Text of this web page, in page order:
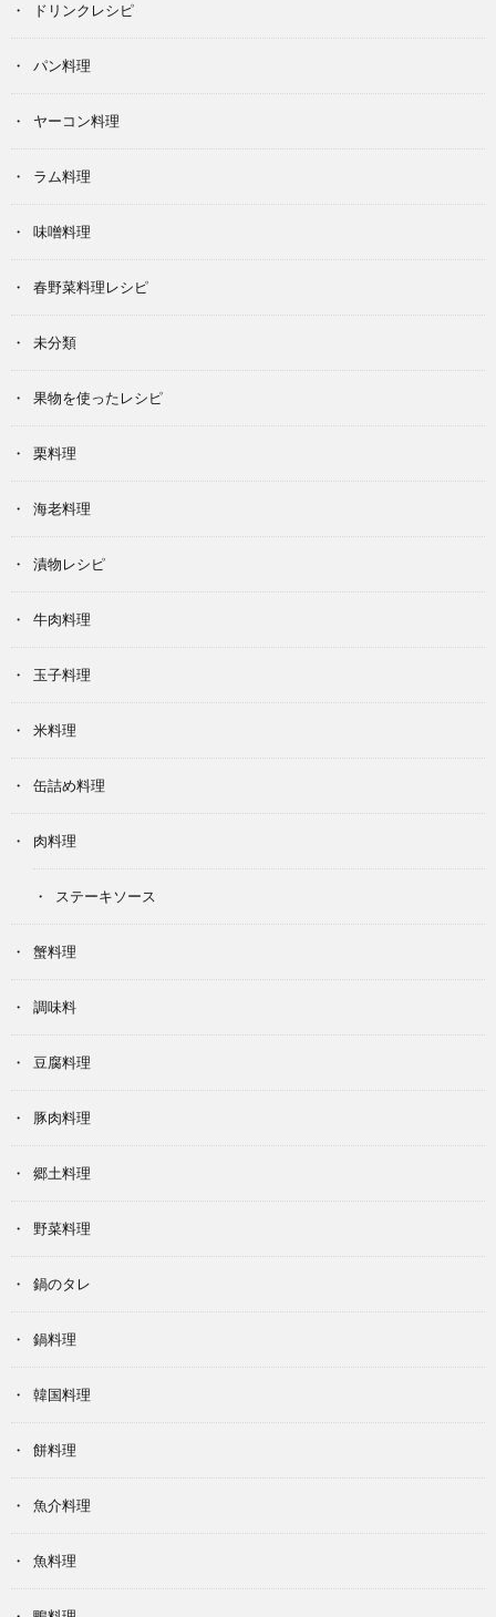
ドリンクレシピ
パン料理
ヤーコン料理
ラム料理
味噌料理
春野菜料理レシピ
未分類
果物を使ったレシピ
栗料理
海老料理
漬物レシピ
牛肉料理
玉子料理
米料理
缶詰め料理
肉料理
ステーキソース
蟹料理
調味料
豆腐料理
豚肉料理
郷土料理
野菜料理
鍋のタレ
鍋料理
韓国料理
餅料理
魚介料理
魚料理